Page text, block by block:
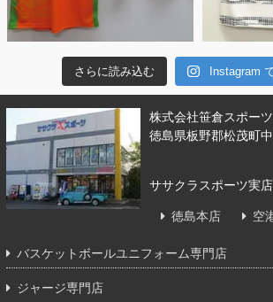
さらに読み込む Instagram
株式会社笹倉スポー
徳島県板野郡松茂町
ササクラスポーツ実
徳島本店 空
バスケットボールユニフォーム専門店
ジャージ専門店